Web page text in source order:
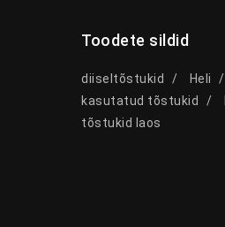
Toodete sildid
diiseltõstukid
Heli
kasutatud tõstukid
tõstukid laos